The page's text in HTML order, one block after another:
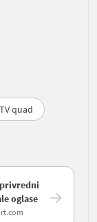
quad
oglase